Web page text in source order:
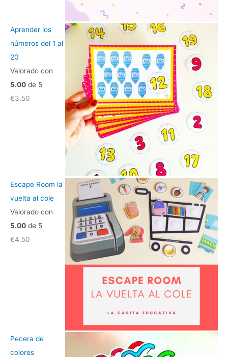
Aprender los
números del 1 al
20
Valorado con
5.00 de 5
€3.50
Escape Room la
vuelta al cole
Valorado con
5.00 de 5
€4.50
Pecera de
colores